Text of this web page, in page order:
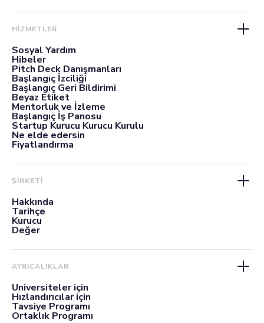
HİZMETLER
Sosyal Yardım
Hibeler
Pitch Deck Danışmanları
Başlangıç İzciliği
Başlangıç Geri Bildirimi
Beyaz Etiket
Mentorluk ve İzleme
Başlangıç İş Panosu
Startup Kurucu Kurucu Kurulu
Ne elde edersin
Fiyatlandırma
ŞİRKETİ
Hakkında
Tarihçe
Kurucu
Değer
AYRICALIKLAR
Üniversiteler için
Hızlandırıcılar için
Tavsiye Programı
Ortaklık Programı